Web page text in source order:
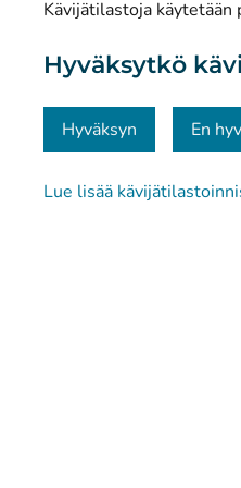
Kävijätilastoja
Hyväksytkö
Hyväksyn En
Lue lisää
Viestintä ja sosiaalinen
© Kanta-Palvelut,